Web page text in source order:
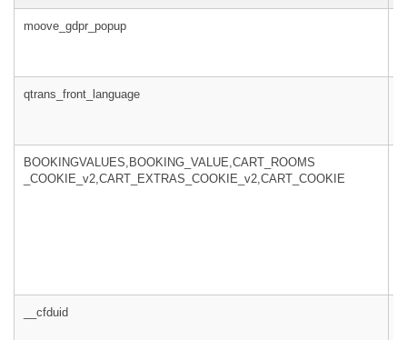
moove_gdpr_popup
qtrans_front_language
BOOKINGVALUES,BOOKING_VALUE,CART_ROOMS
_COOKIE_v2,CART_EXTRAS_COOKIE_v2,CART_COOKIE
__cfduid